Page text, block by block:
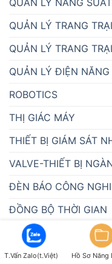
QUẢN LÝ NĂNG
QUẢN LÝ TRANG
QUẢN LÝ TRANG
QUẢN LÝ ĐIỆN NĂNG
ROBOTICS
THỊ GIÁC MÁY
THIẾT BỊ GIÁM SÁT
VALVE-THIẾT BỊ
ĐÈN BÁO CÔNG
ĐỒNG BỘ THỜI GIAN
ĐỒNG HỒ ĐIỆN TỬ
T.Vấn Zalo(t.Việt) Hồ Sơ Năng